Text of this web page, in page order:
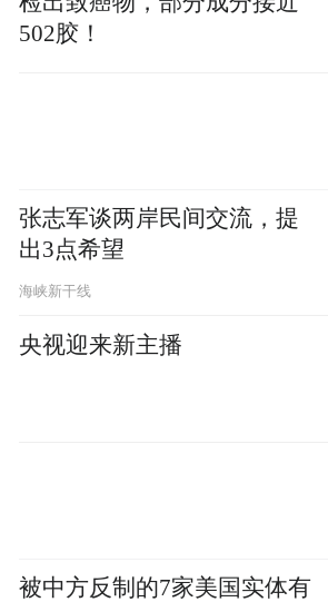
交汇，在有限的训练时间内
的默契与舞台掌控力。
烁的、对舞台的渴望与热忱
拥有了触动人心的温度。这
外界看到了这支新生组合扎
期待的未来。
502胶！
张志军谈两岸民间交流，提
出3点希望
海峡新干线
央视迎来新主播
被中方反制的7家美国实体有